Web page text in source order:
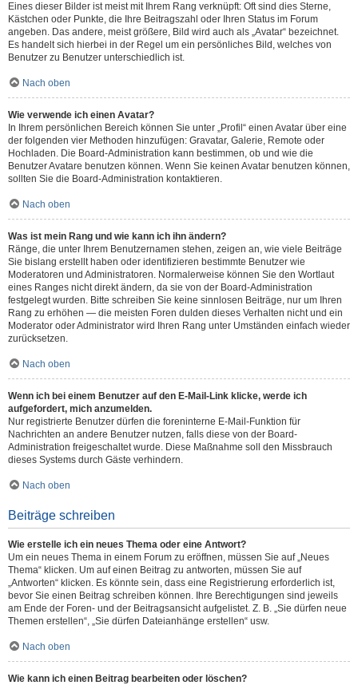
Eines dieser Bilder ist meist mit Ihrem Rang verknüpft: Oft sind dies Sterne,
Kästchen oder Punkte, die Ihre Beitragszahl oder Ihren Status im Forum
angeben. Das andere, meist größere, Bild wird auch als „Avatar“ bezeichnet.
Es handelt sich hierbei in der Regel um ein persönliches Bild, welches von
Benutzer zu Benutzer unterschiedlich ist.
Nach oben
Wie verwende ich einen Avatar?
In Ihrem persönlichen Bereich können Sie unter „Profil“ einen Avatar über eine
der folgenden vier Methoden hinzufügen: Gravatar, Galerie, Remote oder
Hochladen. Die Board-Administration kann bestimmen, ob und wie die
Benutzer Avatare benutzen können. Wenn Sie keinen Avatar benutzen können,
sollten Sie die Board-Administration kontaktieren.
Nach oben
Was ist mein Rang und wie kann ich ihn ändern?
Ränge, die unter Ihrem Benutzernamen stehen, zeigen an, wie viele Beiträge
Sie bislang erstellt haben oder identifizieren bestimmte Benutzer wie
Moderatoren und Administratoren. Normalerweise können Sie den Wortlaut
eines Ranges nicht direkt ändern, da sie von der Board-Administration
festgelegt wurden. Bitte schreiben Sie keine sinnlosen Beiträge, nur um Ihren
Rang zu erhöhen — die meisten Foren dulden dieses Verhalten nicht und ein
Moderator oder Administrator wird Ihren Rang unter Umständen einfach wieder
zurücksetzen.
Nach oben
Wenn ich bei einem Benutzer auf den E-Mail-Link klicke, werde ich
aufgefordert, mich anzumelden.
Nur registrierte Benutzer dürfen die foreninterne E-Mail-Funktion für
Nachrichten an andere Benutzer nutzen, falls diese von der Board-
Administration freigeschaltet wurde. Diese Maßnahme soll den Missbrauch
dieses Systems durch Gäste verhindern.
Nach oben
Beiträge schreiben
Wie erstelle ich ein neues Thema oder eine Antwort?
Um ein neues Thema in einem Forum zu eröffnen, müssen Sie auf „Neues
Thema“ klicken. Um auf einen Beitrag zu antworten, müssen Sie auf
„Antworten“ klicken. Es könnte sein, dass eine Registrierung erforderlich ist,
bevor Sie einen Beitrag schreiben können. Ihre Berechtigungen sind jeweils
am Ende der Foren- und der Beitragsansicht aufgelistet. Z. B. „Sie dürfen neue
Themen erstellen“, „Sie dürfen Dateianhänge erstellen“ usw.
Nach oben
Wie kann ich einen Beitrag bearbeiten oder löschen?